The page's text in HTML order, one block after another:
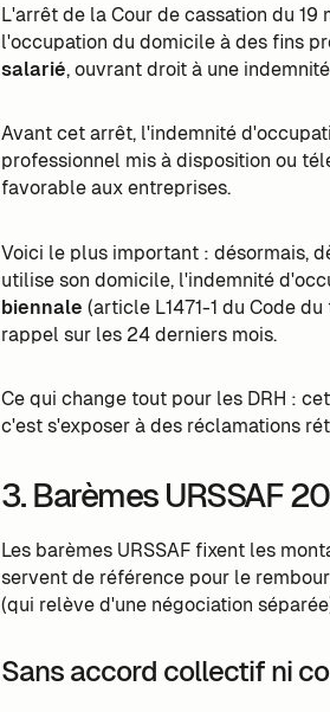
L'arrêt de la Cour de cassation du
l'occupation du domicile à des fins
salarié, ouvrant droit à une
Avant cet arrêt, l'indemnité
professionnel mis à disposition ou
favorable aux entreprises.
Voici le plus important : désormais,
utilise son domicile, l'indemnité
biennale (article L1471-1 du Code
rappel sur les 24 derniers mois.
Ce qui change tout pour les DRH :
c'est s'exposer à des réclamations
3. Barèmes URSSAF
Les barèmes URSSAF fixent les
servent de référence pour le
(qui relève d'une négociation
Sans accord collectif ni